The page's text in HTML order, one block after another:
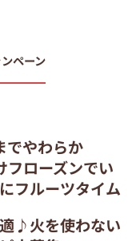
ペーン
でやわらか
フローズンでい
フルーツタイム
♪火を使わない